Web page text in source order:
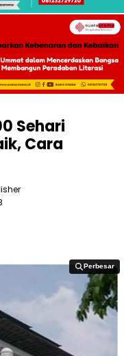
Sehari
Cara
Perbesar
Perbesar